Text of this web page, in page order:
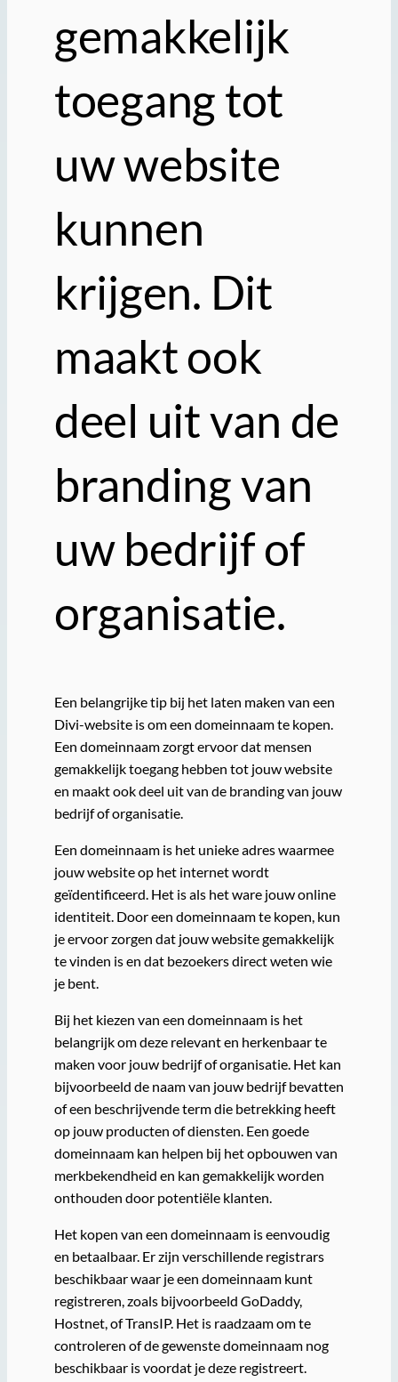
gemakkelijk
toegang tot
uw website
kunnen
krijgen. Dit
maakt ook
deel uit van de
branding van
uw bedrijf of
organisatie.
Een belangrijke tip bij het laten maken van een
Divi-website is om een domeinnaam te kopen.
Een domeinnaam zorgt ervoor dat mensen
gemakkelijk toegang hebben tot jouw website
en maakt ook deel uit van de branding van jouw
bedrijf of organisatie.
Een domeinnaam is het unieke adres waarmee
jouw website op het internet wordt
geïdentificeerd. Het is als het ware jouw online
identiteit. Door een domeinnaam te kopen, kun
je ervoor zorgen dat jouw website gemakkelijk
te vinden is en dat bezoekers direct weten wie
je bent.
Bij het kiezen van een domeinnaam is het
belangrijk om deze relevant en herkenbaar te
maken voor jouw bedrijf of organisatie. Het kan
bijvoorbeeld de naam van jouw bedrijf bevatten
of een beschrijvende term die betrekking heeft
op jouw producten of diensten. Een goede
domeinnaam kan helpen bij het opbouwen van
merkbekendheid en kan gemakkelijk worden
onthouden door potentiële klanten.
Het kopen van een domeinnaam is eenvoudig
en betaalbaar. Er zijn verschillende registrars
beschikbaar waar je een domeinnaam kunt
registreren, zoals bijvoorbeeld GoDaddy,
Hostnet, of TransIP. Het is raadzaam om te
controleren of de gewenste domeinnaam nog
beschikbaar is voordat je deze registreert.